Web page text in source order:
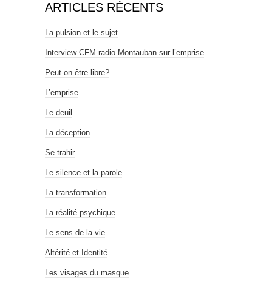
ARTICLES RÉCENTS
La pulsion et le sujet
Interview CFM radio Montauban sur l’emprise
Peut-on être libre?
L’emprise
Le deuil
La déception
Se trahir
Le silence et la parole
La transformation
La réalité psychique
Le sens de la vie
Altérité et Identité
Les visages du masque